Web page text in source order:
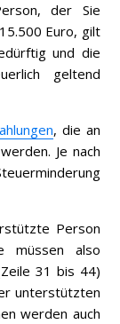
der Sie
Euro, gilt
und die
geltend
, die an
Je nach
Person
müssen also
31 bis 44)
unterstützten
werden auch